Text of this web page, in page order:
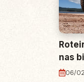
nas
06/